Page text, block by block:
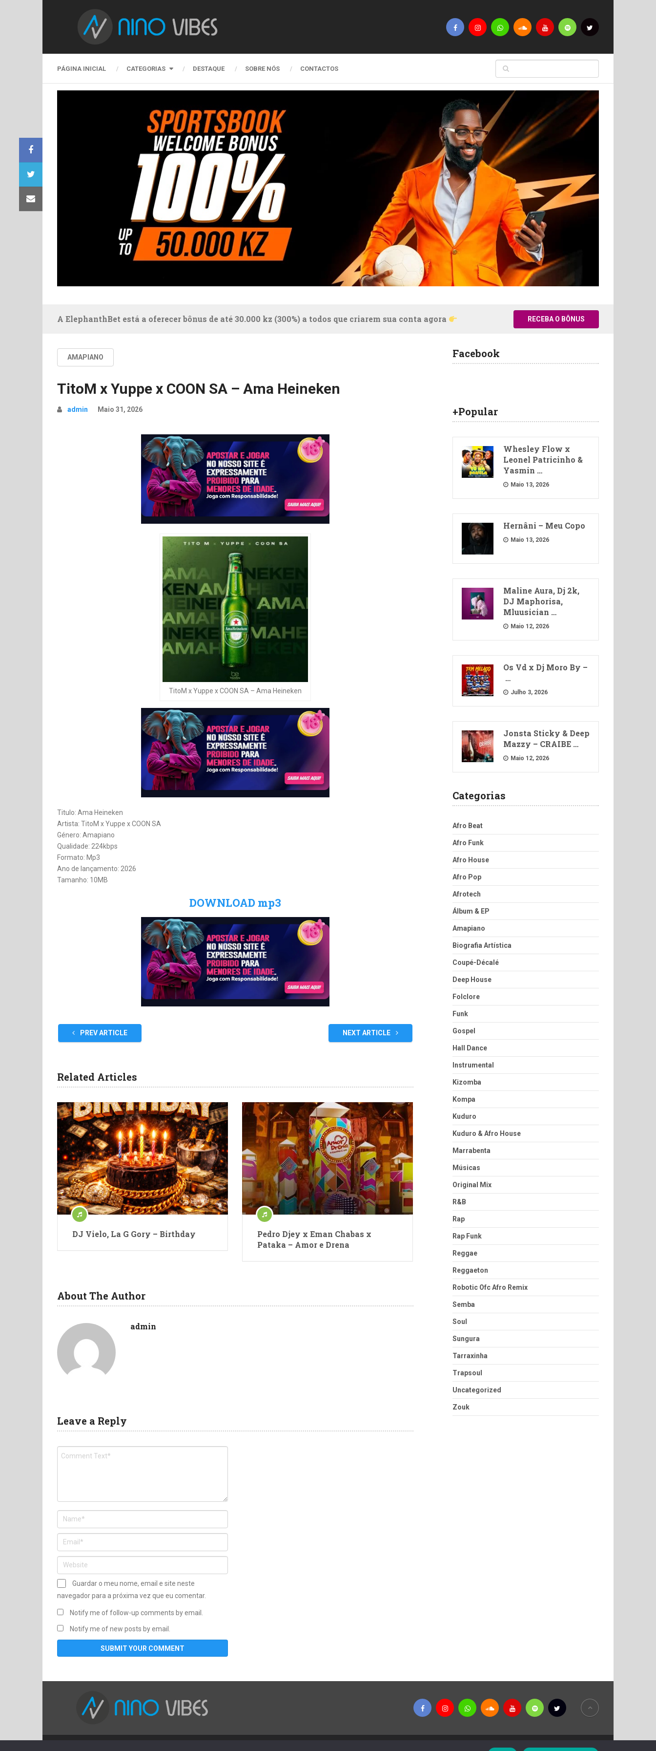
PÁGINA INICIAL CATEGORIAS DESTAQUE SOBRE NÓS CONTACTOS
A ElephanthBet está a oferecer bônus de até 30.000 kz (300%) a todos que criarem sua conta agora RECEBA O BÔNUS
AMAPIANO
TitoM x Yuppe x COON SA – Ama Heineken
admin Maio 31, 2026
TitoM x Yuppe x COON SA – Ama Heineken
Titulo: Ama Heineken
Artista: TitoM x Yuppe x COON SA
Género: Amapiano
Qualidade: 224kbps
Formato: Mp3
Ano de lançamento: 2026
Tamanho: 10MB
DOWNLOAD mp3
PREV ARTICLE NEXT ARTICLE
Related Articles
DJ Vielo, La G Gory – Birthday
Pedro Djey x Eman Chabas x
Pataka – Amor e Drena
About The Author
admin
Leave a Reply
Guardar o meu nome, email e site neste
navegador para a próxima vez que eu comentar.
Notify me of follow-up comments by email.
Notify me of new posts by email.
Facebook
+Popular
Whesley Flow x
Leonel Patricinho &
Yasmin …
Maio 13, 2026
Hernâni – Meu Copo
Maio 13, 2026
Maline Aura, Dj 2k,
DJ Maphorisa,
Mluusician …
Maio 12, 2026
Os Vd x Dj Moro By –
…
Julho 3, 2026
Jonsta Sticky & Deep
Mazzy – CRAIBE …
Maio 12, 2026
Categorias
Afro Beat
Afro Funk
Afro House
Afro Pop
Afrotech
Álbum & EP
Amapiano
Biografia Artística
Coupé-Décalé
Deep House
Folclore
Funk
Gospel
Hall Dance
Instrumental
Kizomba
Kompa
Kuduro
Kuduro & Afro House
Marrabenta
Músicas
Original Mix
R&B
Rap
Rap Funk
Reggae
Reggaeton
Robotic Ofc Afro Remix
Semba
Soul
Sungura
Tarraxinha
Trapsoul
Uncategorized
Zouk